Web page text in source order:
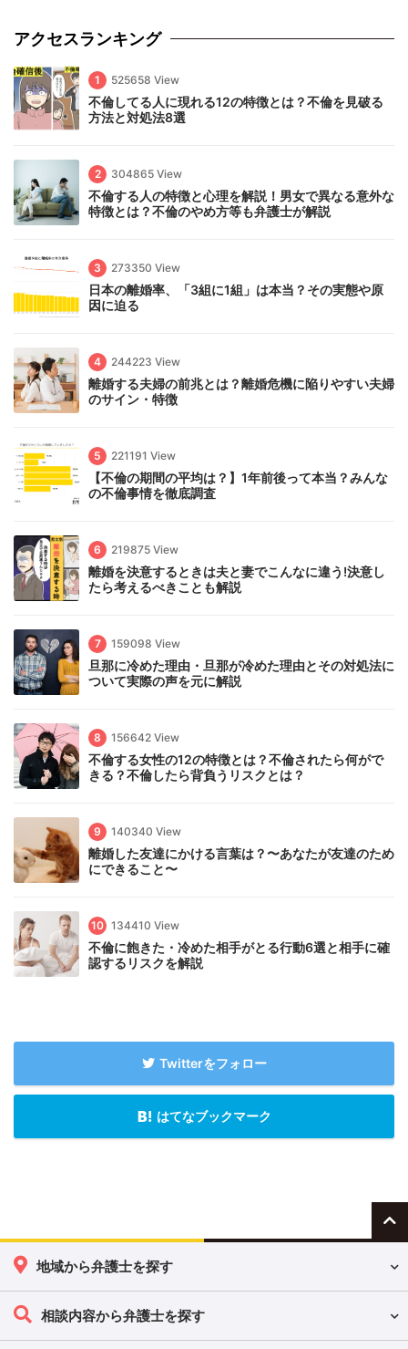
アクセスランキング
1 525658 View
不倫してる人に現れる12の特徴とは？不倫を見破る
方法と対処法8選
2 304865 View
不倫する人の特徴と心理を解説！男女で異なる意外な
特徴とは？不倫のやめ方等も弁護士が解説
3 273350 View
日本の離婚率、「3組に1組」は本当？その実態や原
因に迫る
4 244223 View
離婚する夫婦の前兆とは？離婚危機に陥りやすい夫婦
のサイン・特徴
5 221191 View
【不倫の期間の平均は？】1年前後って本当？みんな
の不倫事情を徹底調査
6 219875 View
離婚を決意するときは夫と妻でこんなに違う!決意し
たら考えるべきことも解説
7 159098 View
旦那に冷めた理由・旦那が冷めた理由とその対処法に
ついて実際の声を元に解説
8 156642 View
不倫する女性の12の特徴とは？不倫されたら何がで
きる？不倫したら背負うリスクとは？
9 140340 View
離婚した友達にかける言葉は？〜あなたが友達のため
にできること〜
10 134410 View
不倫に飽きた・冷めた相手がとる行動6選と相手に確
認するリスクを解説
Twitterをフォロー
はてなブックマーク
地域から弁護士を探す
相談内容から弁護士を探す